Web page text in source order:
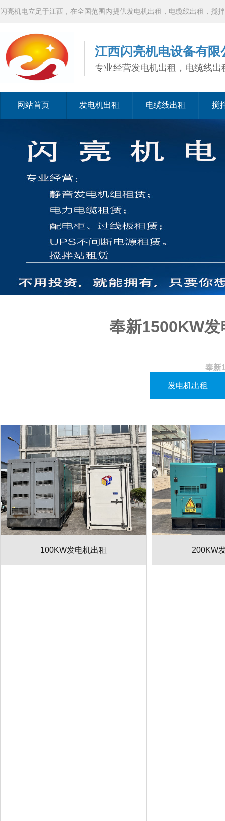
闪亮机电立足于江西，在全国范围内提供发电机出租，电缆线出租，搅
江西闪亮机电设备有限
专业经营发电机出租，电缆线
网站首页 发电机出租 电缆线出租 搅
奉新1500KW
奉新
江西闪亮机电设备有限公司提供1500KW发电机的出租服务，专为临时
在进行租赁之前，我们将与客户
发电机出租
100KW发电机出租 200KW